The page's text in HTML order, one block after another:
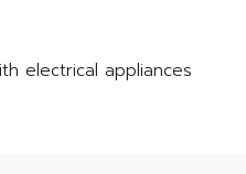
electrical appliances